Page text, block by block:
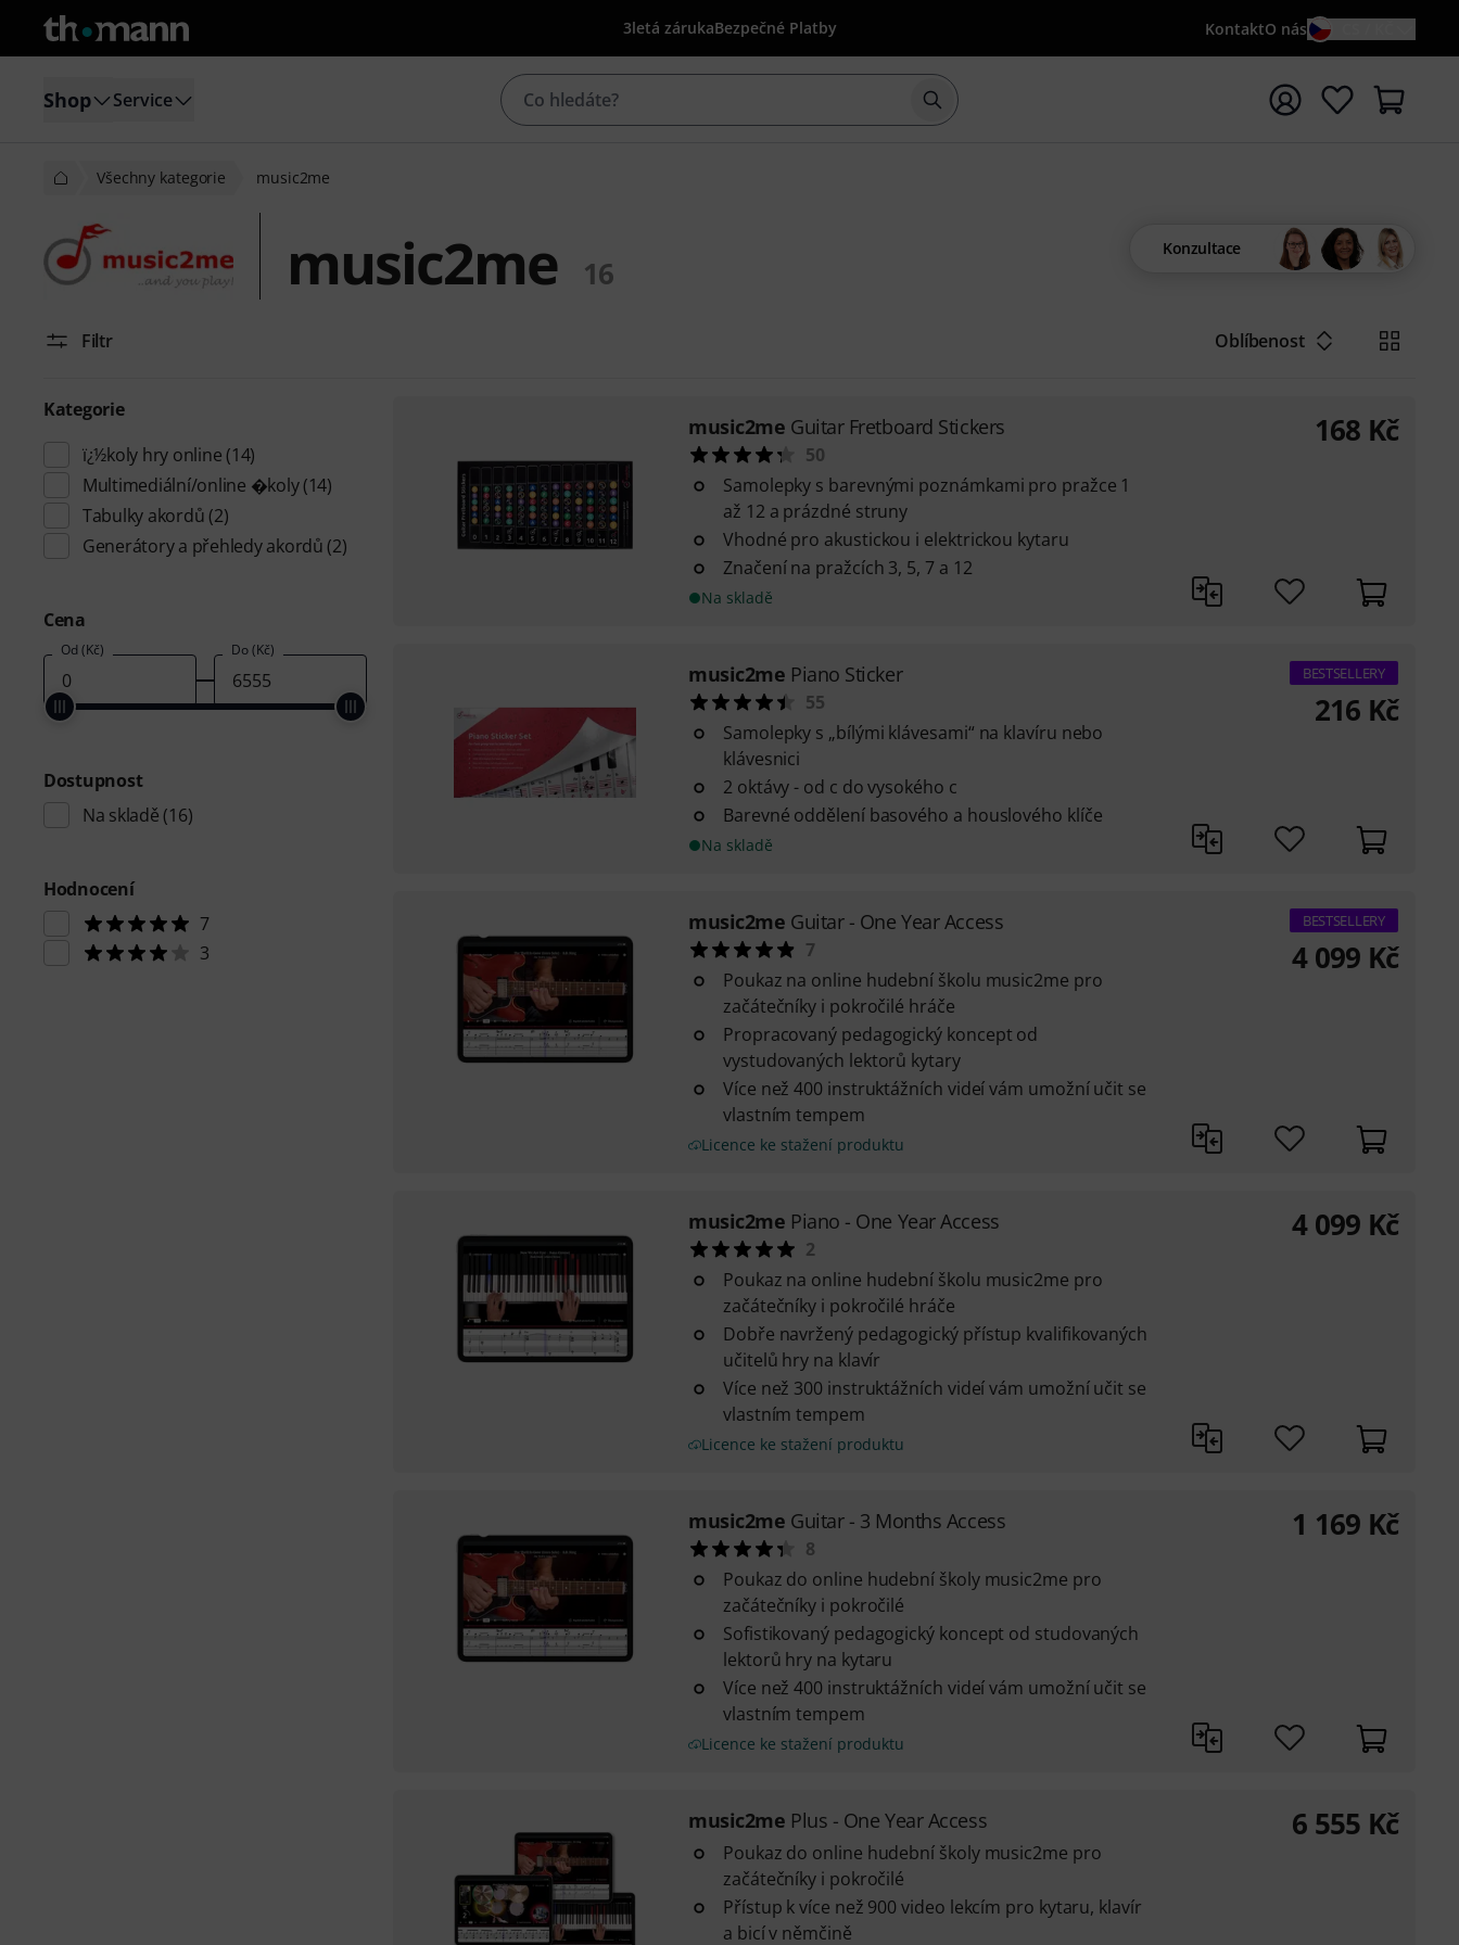
3letá zárukaBezpečné Platby KontaktO nás
Shop Service Začít vyhledávání s vyhledávaným výrazem {searchTerm}
Všechny kategorie music2me
music2me 16
Konzultace
Filtr Oblíbenost
Kategorie
ï¿½koly hry online (14)
Multimediální/online �koly(14)
Tabulky akordů (2)
Generátory a přehledy akordů (2)
Cena
Od (Kč) Do (Kč)
Dostupnost
Na skladě (16)
Hodnocení
7
3
music2me Guitar Fretboard Stickers
50
Samolepky s barevnými poznámkami pro pražce 1
až 12 a prázdné struny
Vhodné pro akustickou i elektrickou kytaru
Značení na pražcích 3, 5, 7 a 12
Na skladě
168 Kč
music2me Piano Sticker
55
Samolepky s „bílými klávesami“ na klavíru nebo
klávesnici
2 oktávy - od c do vysokého c
Barevné oddělení basového a houslového klíče
Na skladě
BESTSELLERY
216 Kč
music2me Guitar - One Year Access
7
Poukaz na online hudební školu music2me pro
začátečníky i pokročilé hráče
Propracovaný pedagogický koncept od
vystudovaných lektorů kytary
Více než 400 instruktážních videí vám umožní učit se
vlastním tempem
Licence ke stažení produktu
BESTSELLERY
4 099 Kč
music2me Piano - One Year Access
2
Poukaz na online hudební školu music2me pro
začátečníky i pokročilé hráče
Dobře navržený pedagogický přístup kvalifikovaných
učitelů hry na klavír
Více než 300 instruktážních videí vám umožní učit se
vlastním tempem
Licence ke stažení produktu
4 099 Kč
music2me Guitar - 3 Months Access
8
Poukaz do online hudební školy music2me pro
začátečníky i pokročilé
Sofistikovaný pedagogický koncept od studovaných
lektorů hry na kytaru
Více než 400 instruktážních videí vám umožní učit se
vlastním tempem
Licence ke stažení produktu
1 169 Kč
music2me Plus - One Year Access
Poukaz do online hudební školy music2me pro
začátečníky i pokročilé
Přístup k více než 900 video lekcím pro kytaru, klavír
a bicí v němčině
6 555 Kč